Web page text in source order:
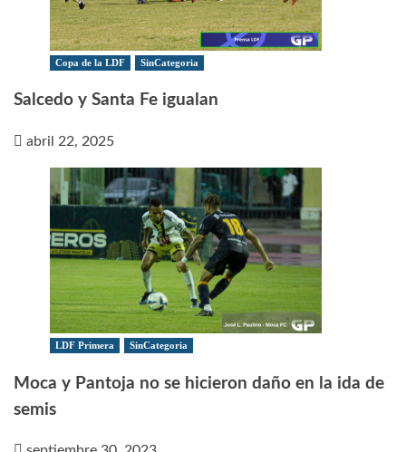
Copa de la LDF SinCategoria
Salcedo y Santa Fe igualan
abril 22, 2025
LDF Primera SinCategoria
Moca y Pantoja no se hicieron daño en la ida de
semis